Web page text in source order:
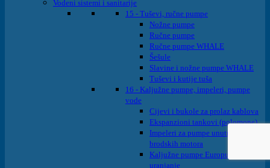
Vodeni sistemi i sanitarije
15 - Tuševi, ručne pumpe
Nožne pumpe
Ručne pumpe
Ručne pumpe WHALE
Šešule
Slavine i nožne pumpe WHALE
Tuševi i kutije tuša
16 - Kaljužne pumpe, impeleri, pumpe
vode
Cijevi i bukole za prolaz kablova
Ekspanzioni tankovi (polomone)
Impeleri za pumpe unutrašnjih
brodskih motora
Kaljužne pumpe Europump na
uranjanje